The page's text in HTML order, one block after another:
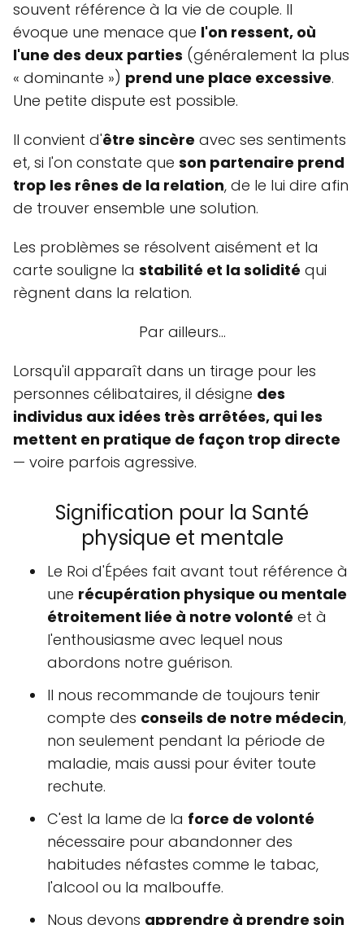
souvent référence à la vie de couple. Il
évoque une menace que l'on ressent, où
l'une des deux parties (généralement la plus
« dominante ») prend une place excessive.
Une petite dispute est possible.
Il convient d'être sincère avec ses sentiments
et, si l'on constate que son partenaire prend
trop les rênes de la relation, de le lui dire afin
de trouver ensemble une solution.
Les problèmes se résolvent aisément et la
carte souligne la stabilité et la solidité qui
règnent dans la relation.
Par ailleurs…
Lorsqu'il apparaît dans un tirage pour les
personnes célibataires, il désigne des
individus aux idées très arrêtées, qui les
mettent en pratique de façon trop directe
— voire parfois agressive.
Signification pour la Santé
physique et mentale
Le Roi d'Épées fait avant tout référence à
une récupération physique ou mentale
étroitement liée à notre volonté et à
l'enthousiasme avec lequel nous
abordons notre guérison.
Il nous recommande de toujours tenir
compte des conseils de notre médecin,
non seulement pendant la période de
maladie, mais aussi pour éviter toute
rechute.
C'est la lame de la force de volonté
nécessaire pour abandonner des
habitudes néfastes comme le tabac,
l'alcool ou la malbouffe.
Nous devons apprendre à prendre soin